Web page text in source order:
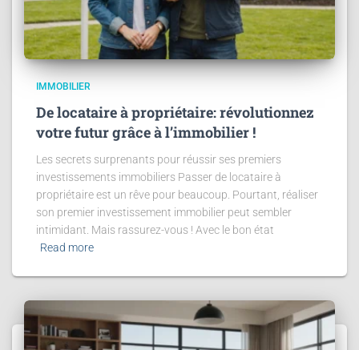
IMMOBILIER
De locataire à propriétaire: révolutionnez
votre futur grâce à l’immobilier !
Les secrets surprenants pour réussir ses premiers
investissements immobiliers Passer de locataire à
propriétaire est un rêve pour beaucoup. Pourtant, réaliser
son premier investissement immobilier peut sembler
intimidant. Mais rassurez-vous ! Avec le bon état
Read more